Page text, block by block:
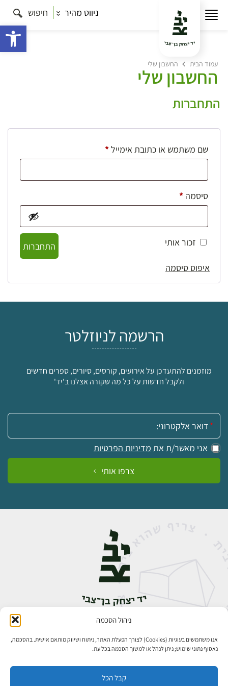
ניהול הסכמה
אנו משתמשים בעוגיות (Cookies) לצורך הפעלת האתר, ניתוח ושיווק מותאם אישית. בהסכמה,
נאסוף נתוני שימוש; ניתן לנהל או למשוך הסכמה בכל עת.
קבל הכל
ניווט מהיר חיפוש
עמוד הבית החשבון שלי
החשבון שלי
התחברות
שם משתמש או כתובת אימייל*חובה
סיסמה *חובה
זכור אותי
התחברות
איפוס סיסמה
הרשמה לניוזלטר
מוזמנים להתעדכן על אירועים, קורסים, סיורים, ספרים חדשים
ולקבל חדשות על כל מה שקורה אצלנו ב'יד'
אימייל:
אני מאשר/ת את מדיניות הפרטיות
צרפו אותי
אבן גבירול 14, רחביה, ירושלים